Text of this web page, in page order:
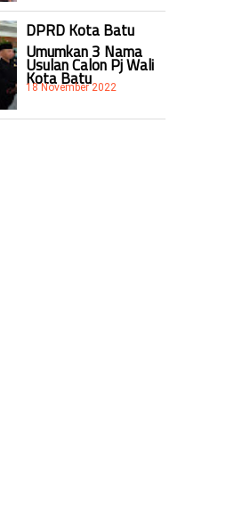
DPRD Kota Batu
Umumkan 3 Nama
Usulan Calon Pj Wali
Kota Batu
18 November 2022